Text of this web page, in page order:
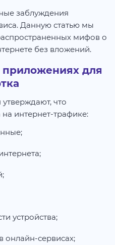
заблуждения
Данную статью мы
мифов о
без вложений.
для
что
интернет-трафике:
устройства;
онлайн-сервисах;